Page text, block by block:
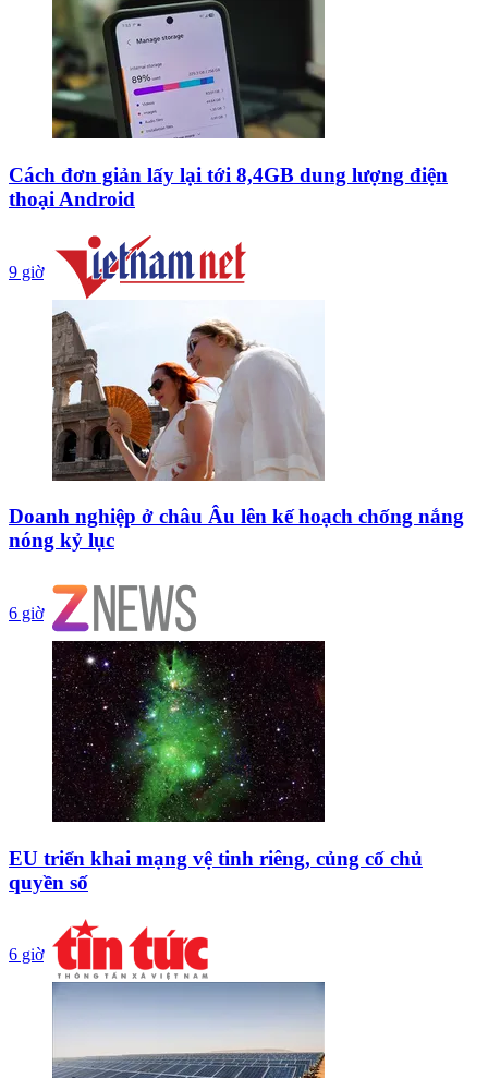
Cách đơn giản lấy lại tới 8,4GB dung lượng điện
thoại Android
9 giờ
Doanh nghiệp ở châu Âu lên kế hoạch chống nắng
nóng kỷ lục
6 giờ
EU triển khai mạng vệ tinh riêng, củng cố chủ
quyền số
6 giờ